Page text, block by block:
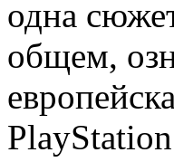
одна
общем,